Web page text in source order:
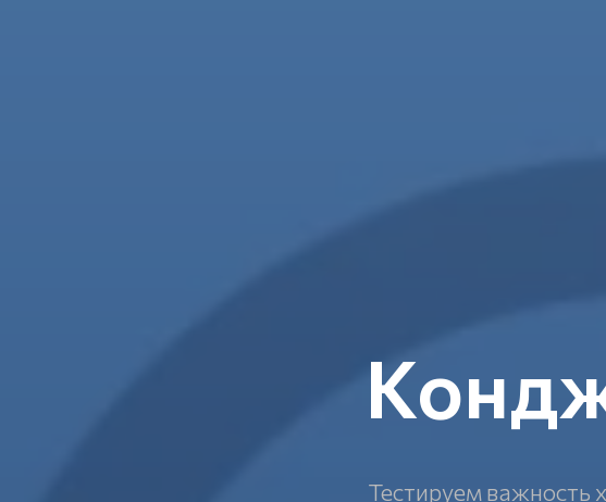
Тестируем важность